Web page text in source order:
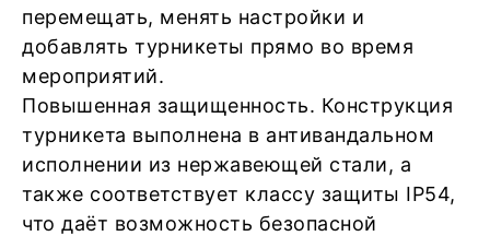
перемещать, менять настройки и
добавлять турникеты прямо во время
мероприятий.
Повышенная защищенность. Конструкция
турникета выполнена в антивандальном
исполнении из нержавеющей стали, а
также соответствует классу защиты IP54,
что даёт возможность безопасной